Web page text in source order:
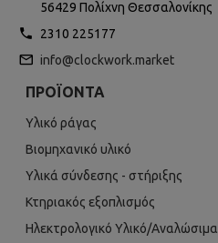
56429 Πολίχνη Θεσσαλονίκης
2310 225177
info@clockwork.market
ΠΡΟΪΌΝΤΑ
Υλικό ράγας
Βιομηχανικό υλικό
Υλικά σύνδεσης - στήριξης
Κτηριακός εξοπλισμός
Ηλεκτρολογικό Υλικό/Αναλώσιμα